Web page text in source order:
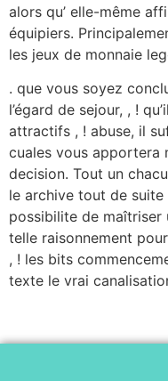
alors qu’ elle-même
équipiers.
les jeux de monnaie
. que vous soyez
l’égard de sejour, , !
attractifs , ! abuse, il
cuales vous apportera
decision. Tout un
le archive tout de
possibilite de maîtriser
telle raisonnement
, ! les bits
texte le vrai